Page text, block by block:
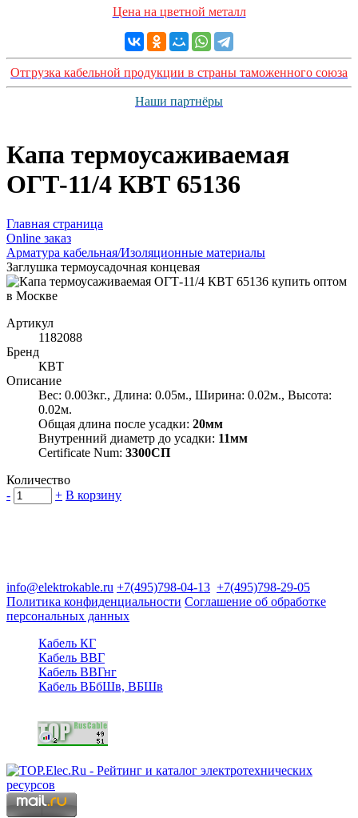
Цена на цветной металл
Отгрузка кабельной продукции в страны таможенного союза
Наши партнёры
Капа термоусаживаемая
ОГТ-11/4 КВТ 65136
Главная страница
Оnline заказ
Арматура кабельная/Изоляционные материалы
Заглушка термоусадочная концевая
Артикул
1182088
Бренд
КВТ
Описание
Вес: 0.003кг., Длина: 0.05м., Ширина: 0.02м., Высота:
0.02м.
Общая длина после усадки: 20мм
Внутренний диаметр до усадки: 11мм
Certificate Num: 3300СП
Количество
-
+ В корзину
info@elektrokable.ru +7(495)798-04-13 +7(495)798-29-05
Политика конфиденциальности Соглашение об обработке
персональных данных
Кабель КГ
Кабель ВВГ
Кабель ВВГнг
Кабель ВБбШв, ВБШв